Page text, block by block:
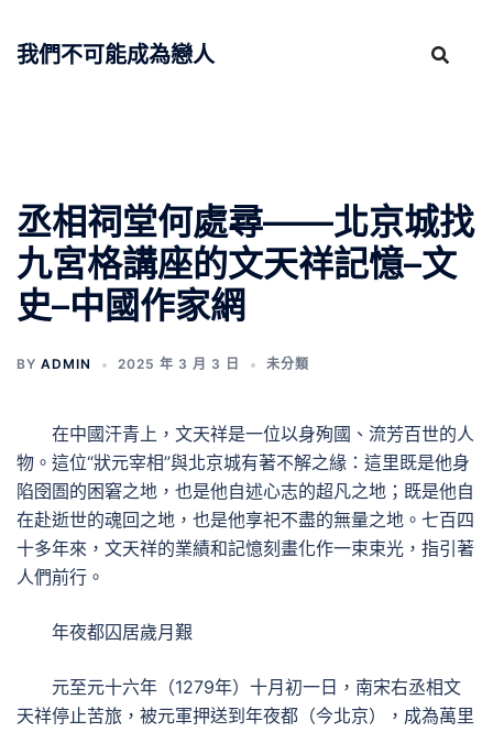
我們不可能成為戀人
丞相祠堂何處尋——北京城找
九宮格講座的文天祥記憶–文
史–中國作家網
BY ADMIN 2025 年 3 月 3 日 未分類
在中國汗青上，文天祥是一位以身殉國、流芳百世的人
物。這位“狀元宰相”與北京城有著不解之緣：這里既是他身
陷囹圄的困窘之地，也是他自述心志的超凡之地；既是他自
在赴逝世的魂回之地，也是他享祀不盡的無量之地。七百四
十多年來，文天祥的業績和記憶刻畫化作一束束光，指引著
人們前行。
年夜都囚居歲月艱
元至元十六年（1279年）十月初一日，南宋右丞相文
天祥停止苦旅，被元軍押送到年夜都（今北京），成為萬里